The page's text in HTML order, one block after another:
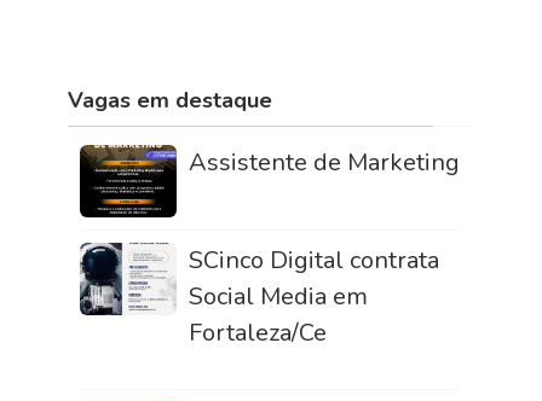
Vagas em destaque
Assistente de Marketing
SCinco Digital contrata
Social Media em
Fortaleza/Ce